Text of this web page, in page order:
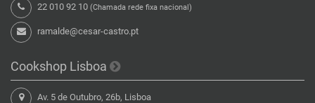
22 010 92 10 (Chamada rede fixa nacional)
ramalde@cesar-castro.pt
Cookshop Lisboa
Av. 5 de Outubro, 26b, Lisboa